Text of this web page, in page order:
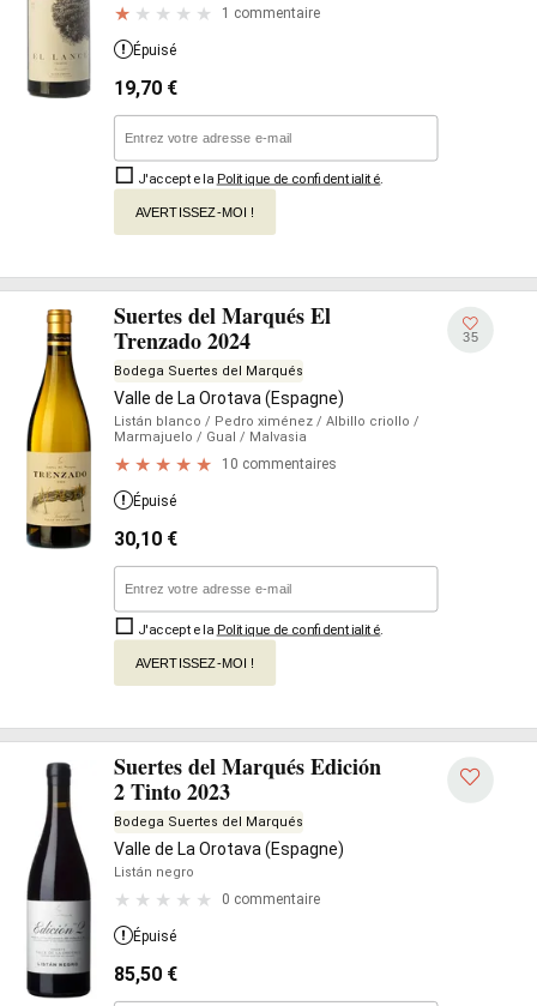
1 commentaire
Épuisé
19,70 €
J'accepte la Politique de confidentialité
AVERTISSEZ-MOI !
Suertes del Marqués El
Trenzado 2024
Bodega Suertes del Marqués
Valle de La Orotava (Espagne)
Listán blanco / Pedro ximénez / Albillo criollo /
Marmajuelo / Gual / Malvasia
10 commentaires
35
Épuisé
30,10 €
J'accepte la Politique de confidentialité
AVERTISSEZ-MOI !
Suertes del Marqués Edición
2 Tinto 2023
Bodega Suertes del Marqués
Valle de La Orotava (Espagne)
Listán negro
0 commentaire
Épuisé
85,50 €